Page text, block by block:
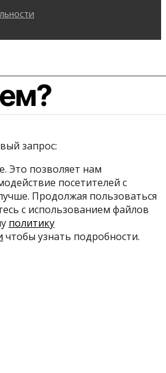
запрос:
Это позволяет нам
посетителей с
Продолжая пользоваться
с использованием файлов
политику
чтобы узнать подробности.